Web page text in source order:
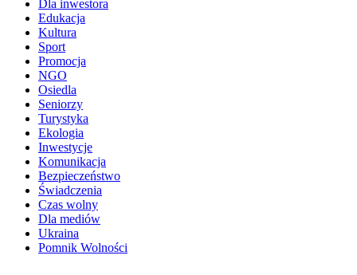
Dla inwestora
Edukacja
Kultura
Sport
Promocja
NGO
Osiedla
Seniorzy
Turystyka
Ekologia
Inwestycje
Komunikacja
Bezpieczeństwo
Świadczenia
Czas wolny
Dla mediów
Ukraina
Pomnik Wolności